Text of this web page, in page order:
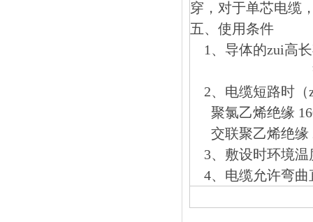
穿，对于单芯电缆
五、 使用条件
1、导体的zui高
交联聚乙烯
2、电缆短路时（
聚氯乙烯绝缘
交联聚乙烯绝缘
3、敷设时环境温
4、电缆允许弯曲